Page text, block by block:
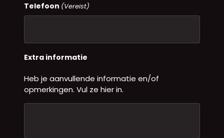
Telefoon (Vereist)
Extra informatie
Heb je aanvullende informatie en/of
opmerkingen. Vul ze hier in.